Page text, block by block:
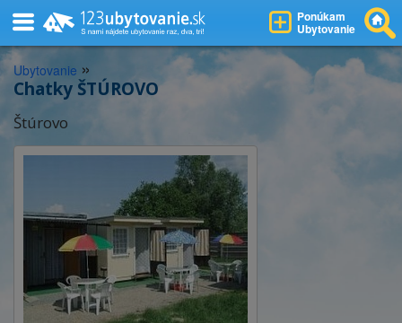
Ponúkam
Ubytovanie
Ubytovanie »
Chatky ŠTÚROVO
Štúrovo